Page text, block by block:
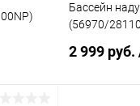
Бассейн
(56970/
2 999 руб.